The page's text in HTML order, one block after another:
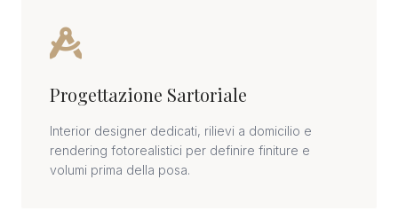
Progettazione Sartoriale
Interior designer dedicati, rilievi a domicilio e
rendering fotorealistici per definire finiture e
volumi prima della posa.